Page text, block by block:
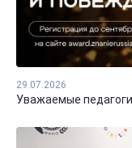
29.07.2026
Уважаемые педагоги